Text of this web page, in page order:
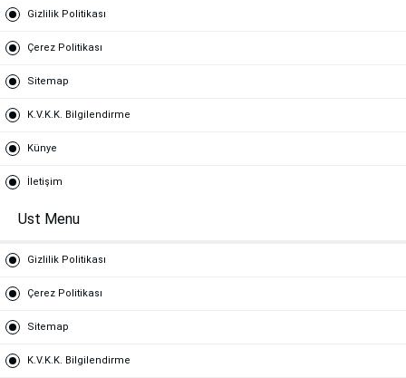
Gizlilik Politikası
Çerez Politikası
Sitemap
K.V.K.K. Bilgilendirme
Künye
İletişim
Ust Menu
Gizlilik Politikası
Çerez Politikası
Sitemap
K.V.K.K. Bilgilendirme